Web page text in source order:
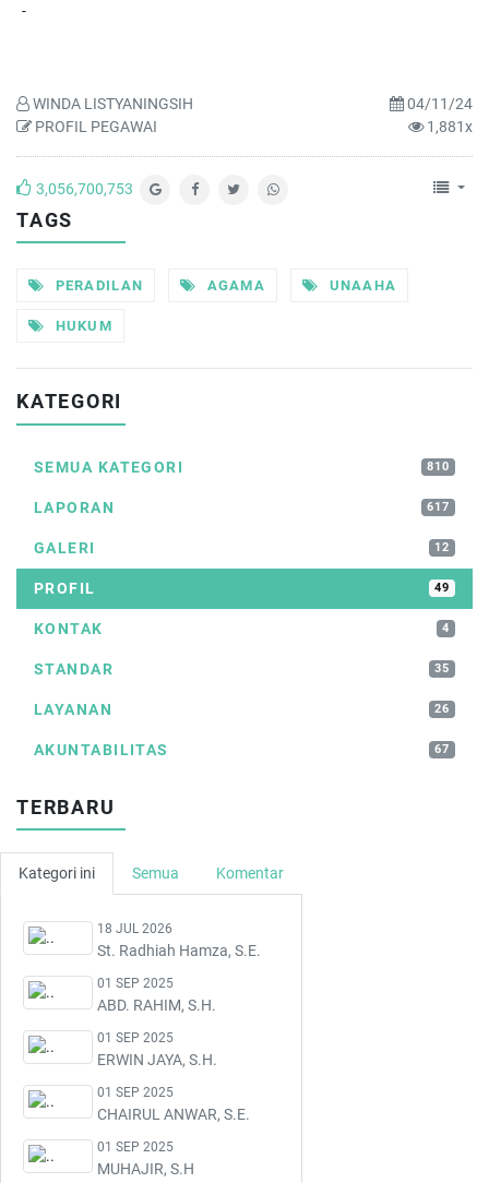
-
WINDA LISTYANINGSIH
PROFIL PEGAWAI
04/11/24
1,881x
3,056,700,753
TAGS
PERADILAN AGAMA UNAAHA
HUKUM
KATEGORI
SEMUA KATEGORI 810
LAPORAN 617
GALERI 12
PROFIL 49
KONTAK 4
STANDAR 35
LAYANAN 26
AKUNTABILITAS 67
TERBARU
Kategori ini Semua Komentar
18 JUL 2026
St. Radhiah Hamza, S.E.
01 SEP 2025
ABD. RAHIM, S.H.
01 SEP 2025
ERWIN JAYA, S.H.
01 SEP 2025
CHAIRUL ANWAR, S.E.
01 SEP 2025
MUHAJIR, S.H